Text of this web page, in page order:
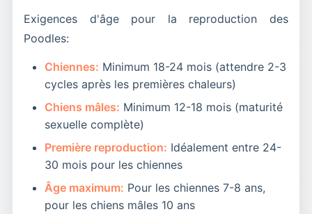
Exigences d'âge pour la reproduction des
Poodles:
Chiennes: Minimum 18-24 mois (attendre 2-3
cycles après les premières chaleurs)
Chiens mâles: Minimum 12-18 mois (maturité
sexuelle complète)
Première reproduction: Idéalement entre 24-
30 mois pour les chiennes
Âge maximum: Pour les chiennes 7-8 ans,
pour les chiens mâles 10 ans